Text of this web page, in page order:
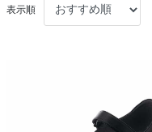
表示順